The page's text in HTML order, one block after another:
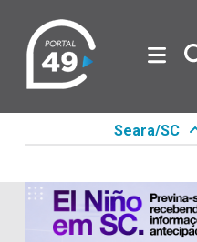
Seara/SC